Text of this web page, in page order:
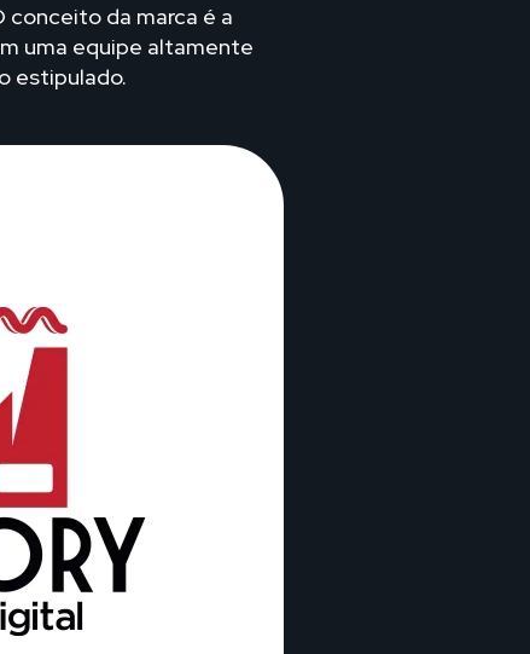
conceito da marca é a
uma equipe altamente
estipulado.